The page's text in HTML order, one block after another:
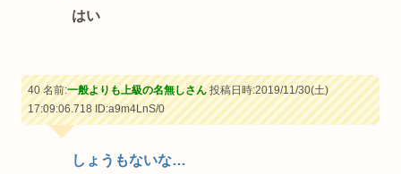
はい
40 名前:一般よりも上級の名無しさん投稿日時:2019/11/30(土)
17:09:06.718ID:a9m4LnS/0
しょうもないな…